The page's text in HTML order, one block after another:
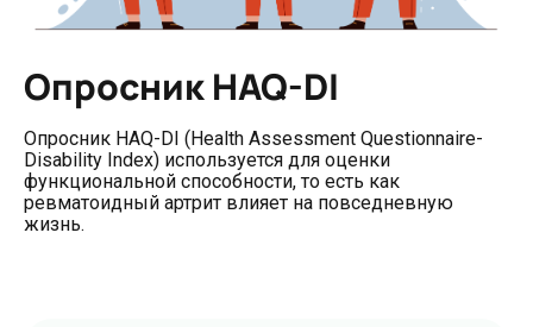
Опросник HAQ-DI
Опросник HAQ-DI (Health Assessment Questionnaire-
Disability Index) используется для оценки
функциональной способности, то есть как
ревматоидный артрит влияет на повседневную
жизнь.